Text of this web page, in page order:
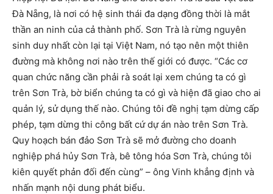
Đà Nẵng, là nơi có hệ sinh thái đa dạng đồng thời là mắt
thần an ninh của cả thành phố. Sơn Trà là rừng nguyên
sinh duy nhất còn lại tại Việt Nam, nó tạo nên một thiên
đường mà không nơi nào trên thế giới có được. “Các cơ
quan chức năng cần phải rà soát lại xem chúng ta có gì
trên Sơn Trà, bờ biển chúng ta có gì và hiện đã giao cho ai
quản lý, sử dụng thế nào. Chúng tôi đề nghị tạm dừng cấp
phép, tạm dừng thi công bất cứ dự án nào trên Sơn Trà.
Quy hoạch bán đảo Sơn Trà sẽ mở đường cho doanh
nghiệp phá hủy Sơn Trà, bê tông hóa Sơn Trà, chúng tôi
kiên quyết phản đối đến cùng” – ông Vinh khẳng định và
nhấn mạnh nội dung phát biểu.